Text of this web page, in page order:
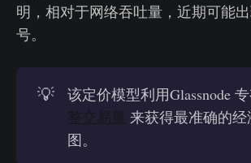
明，相对于网络吞吐量，近期可能
号。
💡 该定价模型利用Glassnode
整交易量 来获得最准确的
图。